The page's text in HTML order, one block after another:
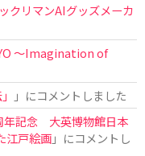
クリマンAIグッズメーカ
〜Imagination of
」にコメントしました
年記念 大英博物館日本
江戸絵画」にコメントし